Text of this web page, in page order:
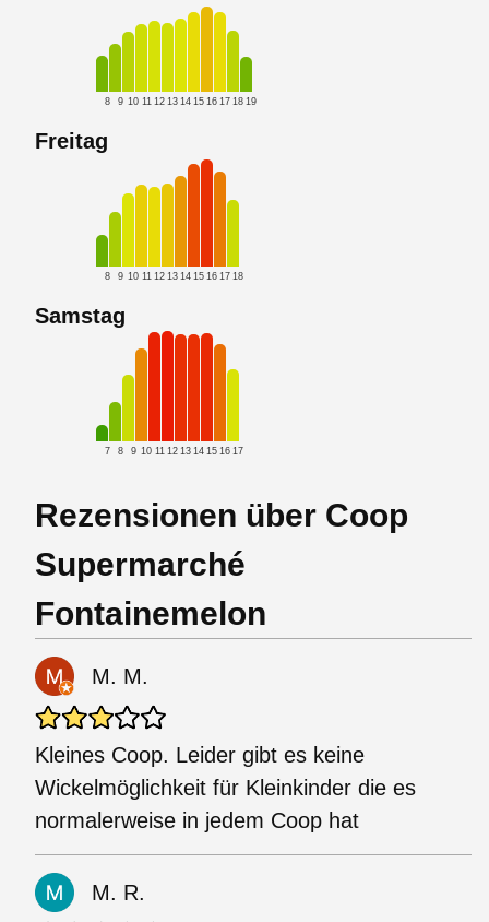
8 9 10 11 12 13 14 15 16 17 18 19
Freitag
8 9 10 11 12 13 14 15 16 17 18
Samstag
7 8 9 10 11 12 13 14 15 16 17
Rezensionen über Coop
Supermarché
Fontainemelon
M. M.
Kleines Coop. Leider gibt es keine
Wickelmöglichkeit für Kleinkinder die es
normalerweise in jedem Coop hat
M. R.